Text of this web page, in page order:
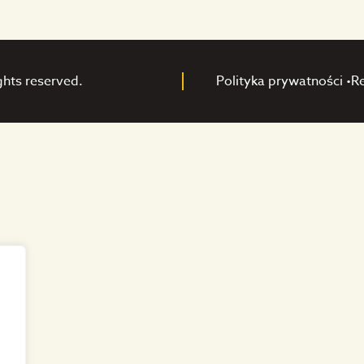
reserved. Polityka prywatności •